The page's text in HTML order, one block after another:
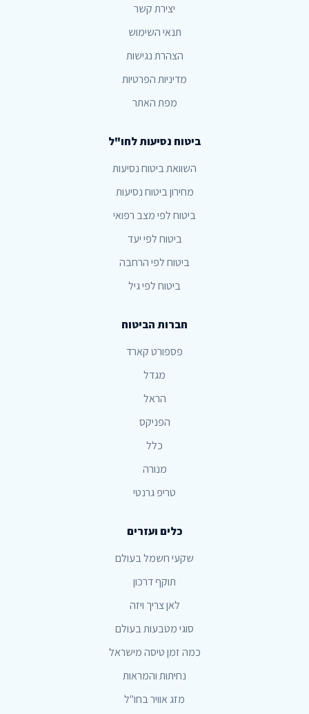
יצירת קשר
תנאי השימוש
הצהרת נגישות
מדיניות הפרטיות
מפת האתר
ביטוח נסיעות לחו"ל
השוואת ביטוח נסיעות
מחירון ביטוח נסיעות
ביטוח לפי מצב רפואי
ביטוח לפי יעד
ביטוח לפי הרחבה
ביטוח לפי גיל
חברות הביטוח
פספורט קארד
מגדל
הראל
הפניקס
כלל
מנורה
טריפ גרנטי
כלים ועזרים
שקעי חשמל בעולם
תוקף דרכון
לאן צריך ויזה
סוגי מטבעות בעולם
כמה זמן טיסה מישראל
נחיתות והמראות
מזג אוויר בחו"ל